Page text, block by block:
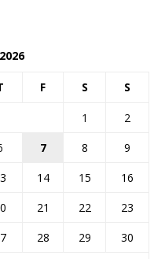
F S S
1
2
7 8
9
14 15
16
21 22
23
28 29
30